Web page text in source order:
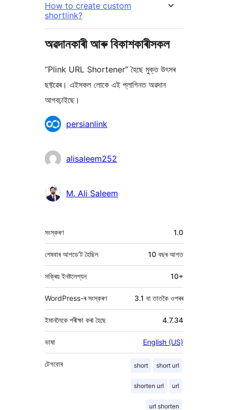
How to create custom
shortlink?
অৱদানকাৰী আৰু বিকাশকাৰীসকল
“Plink URL Shortener” হৈছে মুক্ত উৎসৰ
ছফ্টৱেৰ। এইসকল লোকে এই প্লাগিনত অৱদান
আগবঢ়াইছে।
অৱদানকাৰীসকলpersianlink
alisaleem252
M. Ali Saleem
মেটা 1.0
সংস্কৰণ
10 বছৰআগত
শেষবাৰ আপডে’ট হৈছিল
সক্ৰিয় ইনষ্টলেশ্যন 10+
WordPress-ৰ সংস্কৰণ 3.1 বা তাতকৈ ওপৰৰ
ইমানলৈকে পৰীক্ষা কৰা হৈছে 4.7.34
ভাষা English (US)
short short url
shorten url url
url shorten
টেগবোৰ